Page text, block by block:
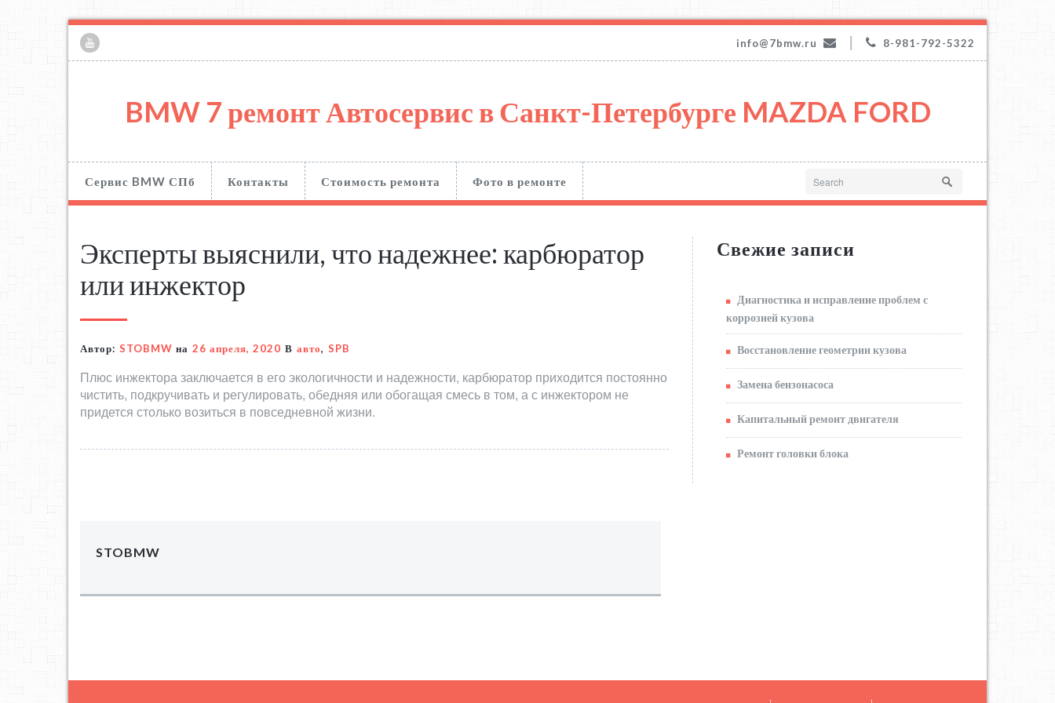
info@7bmw.ru 8-981-792-5322
BMW 7 ремонт Автосервис в Санкт-Петербурге MAZDA FORD
Сервис BMW СПб Контакты Стоимость ремонта Фото в ремонте
Эксперты выяснили, что надежнее: карбюратор
или инжектор
Автор: STOBMW на 26 апреля, 2020 В авто, SPB
Плюс инжектора заключается в его экологичности и надежности, карбюратор приходится постоянно
чистить, подкручивать и регулировать, обедняя или обогащая смесь в том, а с инжектором не
придется столько возиться в повседневной жизни.
STOBMW
Свежие записи
Диагностика и исправление проблем с
коррозией кузова
Восстановление геометрии кузова
Замена бензонасоса
Капитальный ремонт двигателя
Ремонт головки блока